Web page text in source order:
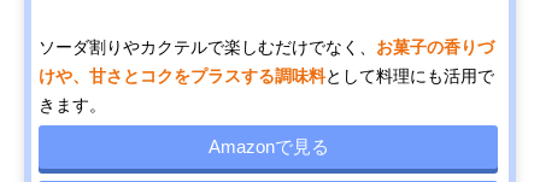
ソーダ割りやカクテルで楽しむだけでなく、 お菓子の香りづ
けや、甘さとコクをプラスする調味料として料理にも活用で
きます。
Amazonで見る